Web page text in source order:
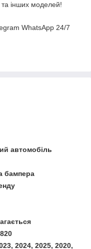
та інших моделей!
WhatsApp 24/7
автомобіль
бампера
2024, 2025, 2020,